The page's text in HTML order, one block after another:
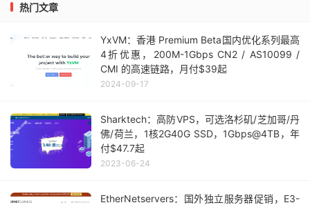
热门文章
YxVM：香港 Premium Beta国内优化系列最高
4折优惠，200M-1Gbps CN2 / AS10099 /
CMI 的高速链路，月付$39起
2024-09-17
Sharktech：高防VPS，可选洛杉矶/芝加哥/丹
佛/荷兰，1核2G40G SSD，1Gbps@4TB，年
付$47.7起
2023-06-24
EtherNetservers：国外独立服务器促销，E3-